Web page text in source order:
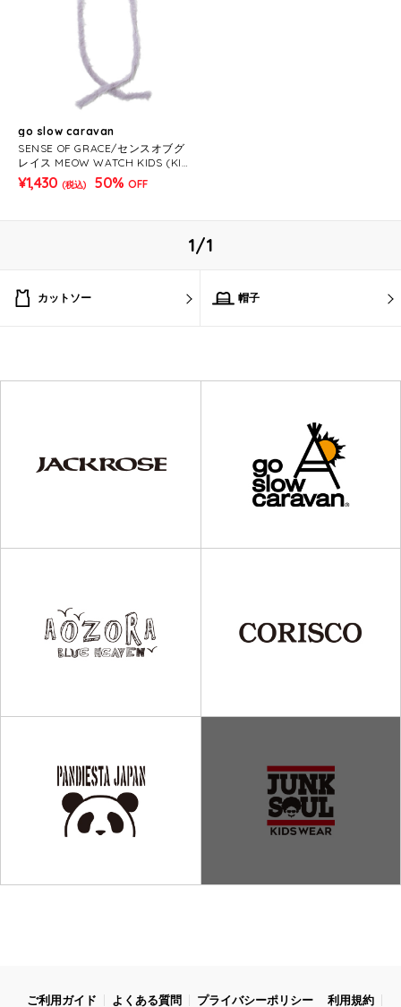
go slow caravan
SENSE OF GRACE/センスオブグ
レイス MEOW WATCH KIDS (KID
S)
¥1,430 (税込) 50% OFF
1/1
カットソー 帽子
ご利用ガイド よくある質問 プライバシーポリシー 利用規約